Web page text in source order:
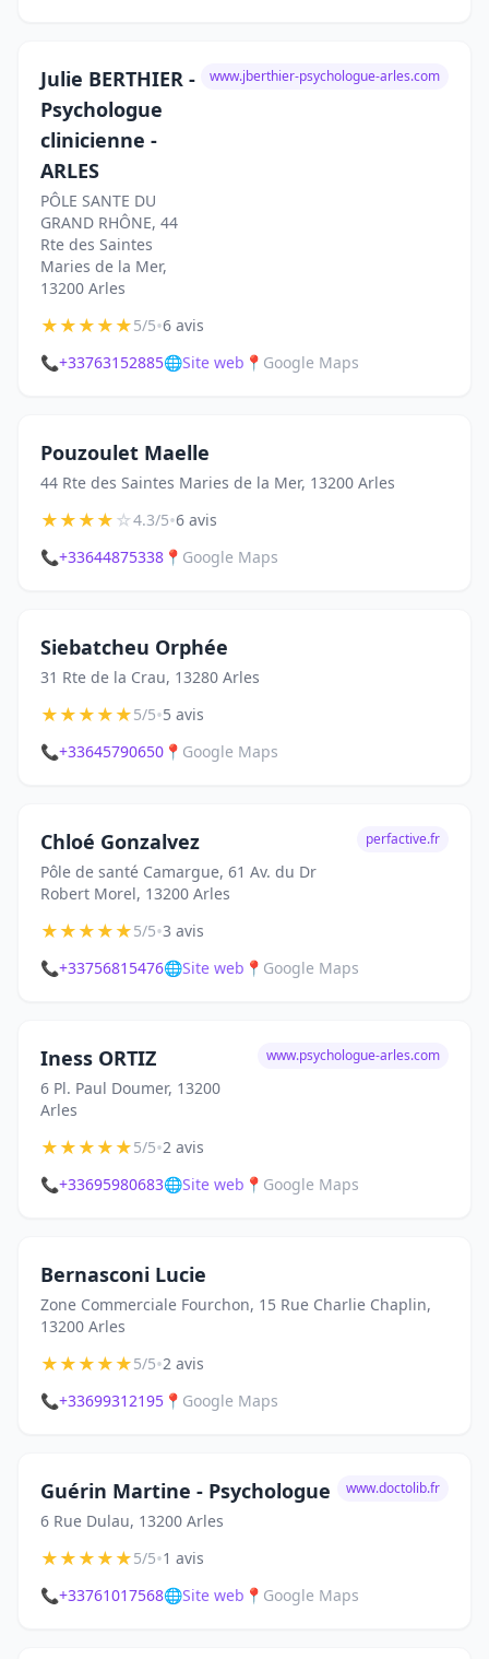
Julie BERTHIER -
Psychologue
clinicienne -
ARLES
PÔLE SANTE DU
GRAND RHÔNE, 44
Rte des Saintes
Maries de la Mer,
13200 Arles
www.jberthier-psychologue-arles.com
★★★★★5/5•6 avis
📞+33763152885🌐Site web 📍 Google Maps
Pouzoulet Maelle
44 Rte des Saintes Maries de la Mer, 13200 Arles
★★★★☆4.3/5•6 avis
📞+33644875338 📍 Google Maps
Siebatcheu Orphée
31 Rte de la Crau, 13280 Arles
★★★★★5/5•5 avis
📞+33645790650 📍 Google Maps
Chloé Gonzalvez
Pôle de santé Camargue, 61 Av. du Dr
Robert Morel, 13200 Arles
perfactive.fr
★★★★★5/5•3 avis
📞+33756815476🌐Site web 📍 Google Maps
Iness ORTIZ
6 Pl. Paul Doumer, 13200
Arles
www.psychologue-arles.com
★★★★★5/5•2 avis
📞+33695980683🌐Site web 📍 Google Maps
Bernasconi Lucie
Zone Commerciale Fourchon, 15 Rue Charlie Chaplin,
13200 Arles
★★★★★5/5•2 avis
📞+33699312195 📍 Google Maps
Guérin Martine - Psychologue
6 Rue Dulau, 13200 Arles
www.doctolib.fr
★★★★★5/5•1 avis
📞+33761017568🌐Site web 📍 Google Maps